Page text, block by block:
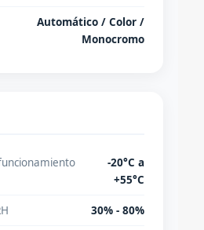
Automático / Color /
Monocromo
-20°C a
+55°C
30% - 80%